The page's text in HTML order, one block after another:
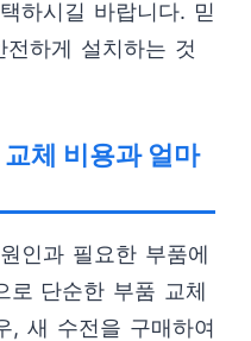
하시길 바랍니다. 믿
하게 설치하는 것
체 비용과 얼마
인과 필요한 부품에
로 단순한 부품 교체
, 새 수전을 구매하여